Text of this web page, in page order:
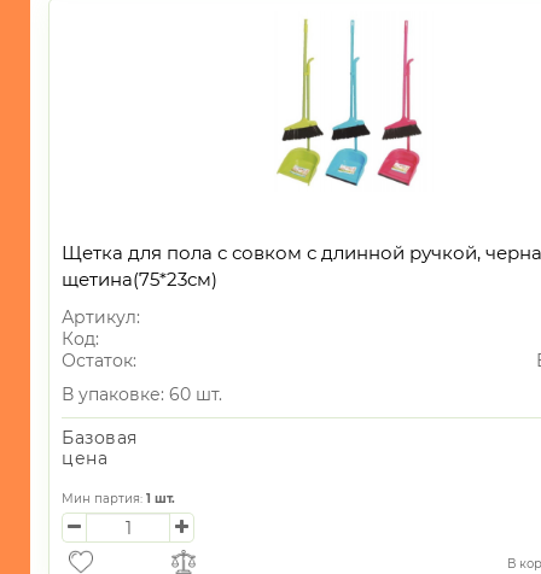
Щетка для пола с совком с длинной ручкой,
щетина(75*23см)
Артикул:
Код:
Остаток:
В упаковке: 60 шт.
Базовая
цена
Мин партия: 1 шт.
В